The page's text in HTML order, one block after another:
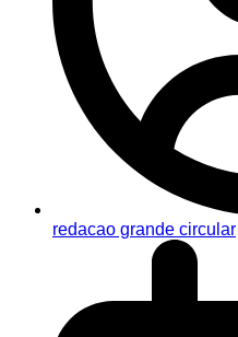
redacao grande circular